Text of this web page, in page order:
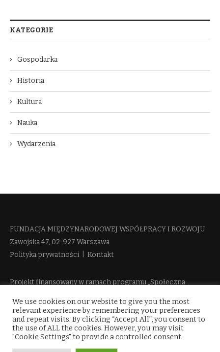
KATEGORIE
Gospodarka
Historia
Kultura
Nauka
Wydarzenia
FUNDACJA MIĘDZYNARODOWEJ WSPÓŁPRACY I ROZWOJU​
Zawojska 47, 02-927 Warszawa
Polityka prywatności
Kontakt
Projekt finansowany w ramach programu „Społeczna
więcej informacji
We use cookies on our website to give you the most
relevant experience by remembering your preferences
and repeat visits. By clicking “Accept All”, you consent to
the use of ALL the cookies. However, you may visit
"Cookie Settings" to provide a controlled consent.